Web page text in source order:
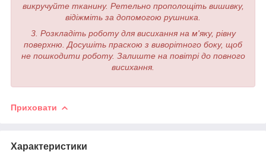
викручуйте тканину. Ретельно прополощіть вишивку,
відіжміть за допомогою рушника.
3. Розкладіть роботу для висихання на м'яку, рівну
поверхню. Досушіть праскою з виворітного боку, щоб
не пошкодити роботу. Залиште на повітрі до повного
висихання.
Приховати
Характеристики